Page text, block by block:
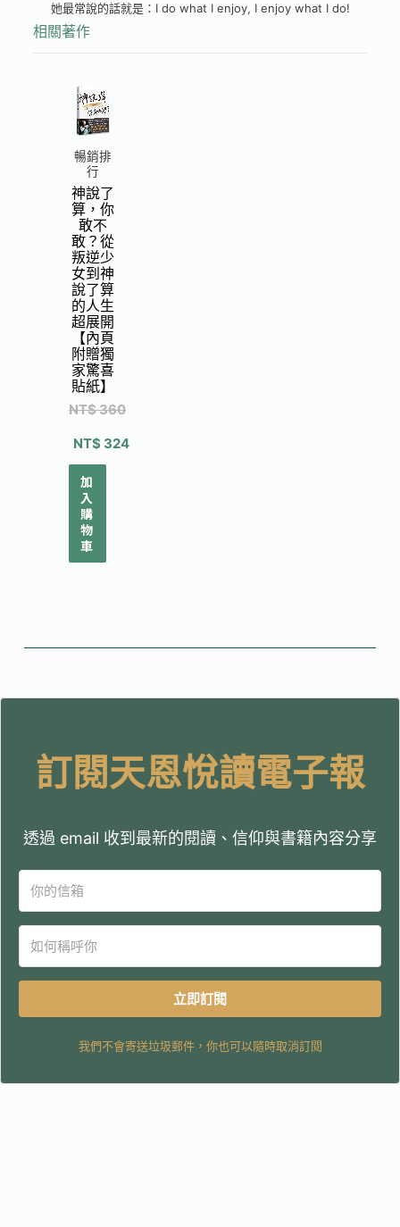
她最常說的話就是：I do what I enjoy, I enjoy what I do!
相關著作
暢銷排
行
神說了
算，你
敢不
敢？從
叛逆少
女到神
說了算
的人生
超展開
【內頁
附贈獨
家驚喜
貼紙】
NT$360
NT$324
加
入
購
物
車
訂閱天恩悅讀電子報
透過 email 收到最新的閱讀、信仰與書籍內容分享
立即訂閱
我們不會寄送垃圾郵件，你也可以隨時取消訂閱